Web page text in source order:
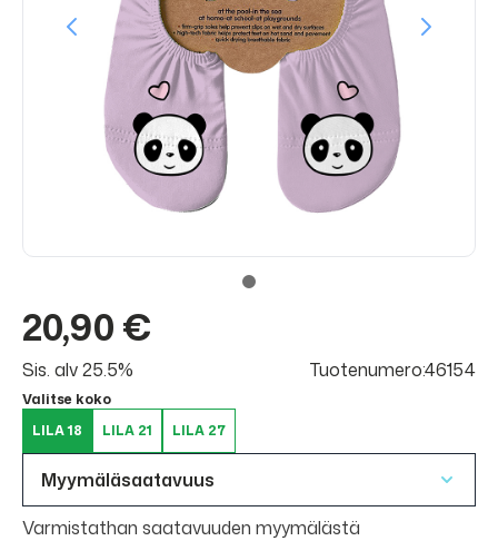
20,90 €
Sis. alv 25.5% Tuotenumero:46154
Valitse koko
LILA 18
LILA 21 LILA 27
Myymäläsaatavuus
Varmistathan saatavuuden myymälästä